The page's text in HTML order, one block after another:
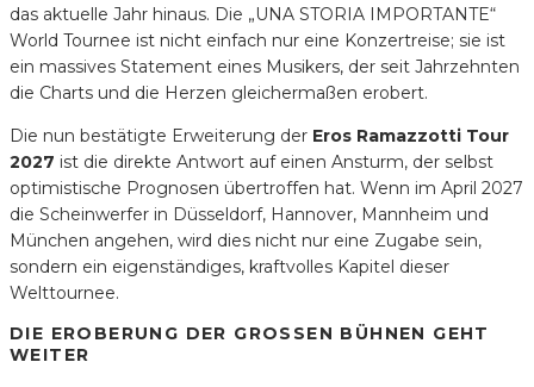
das aktuelle Jahr hinaus. Die „UNA STORIA IMPORTANTE“
World Tournee ist nicht einfach nur eine Konzertreise; sie ist
ein massives Statement eines Musikers, der seit Jahrzehnten
die Charts und die Herzen gleichermaßen erobert.
Die nun bestätigte Erweiterung der Eros Ramazzotti Tour
2027 ist die direkte Antwort auf einen Ansturm, der selbst
optimistische Prognosen übertroffen hat. Wenn im April 2027
die Scheinwerfer in Düsseldorf, Hannover, Mannheim und
München angehen, wird dies nicht nur eine Zugabe sein,
sondern ein eigenständiges, kraftvolles Kapitel dieser
Welttournee.
DIE EROBERUNG DER GROSSEN BÜHNEN GEHT W
EITER